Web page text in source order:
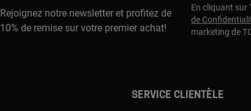
Rejoignez notre newsletter et profitez de
10% de remise sur votre premier achat!
En cliquant sur
de
marketing de
Service clientèle